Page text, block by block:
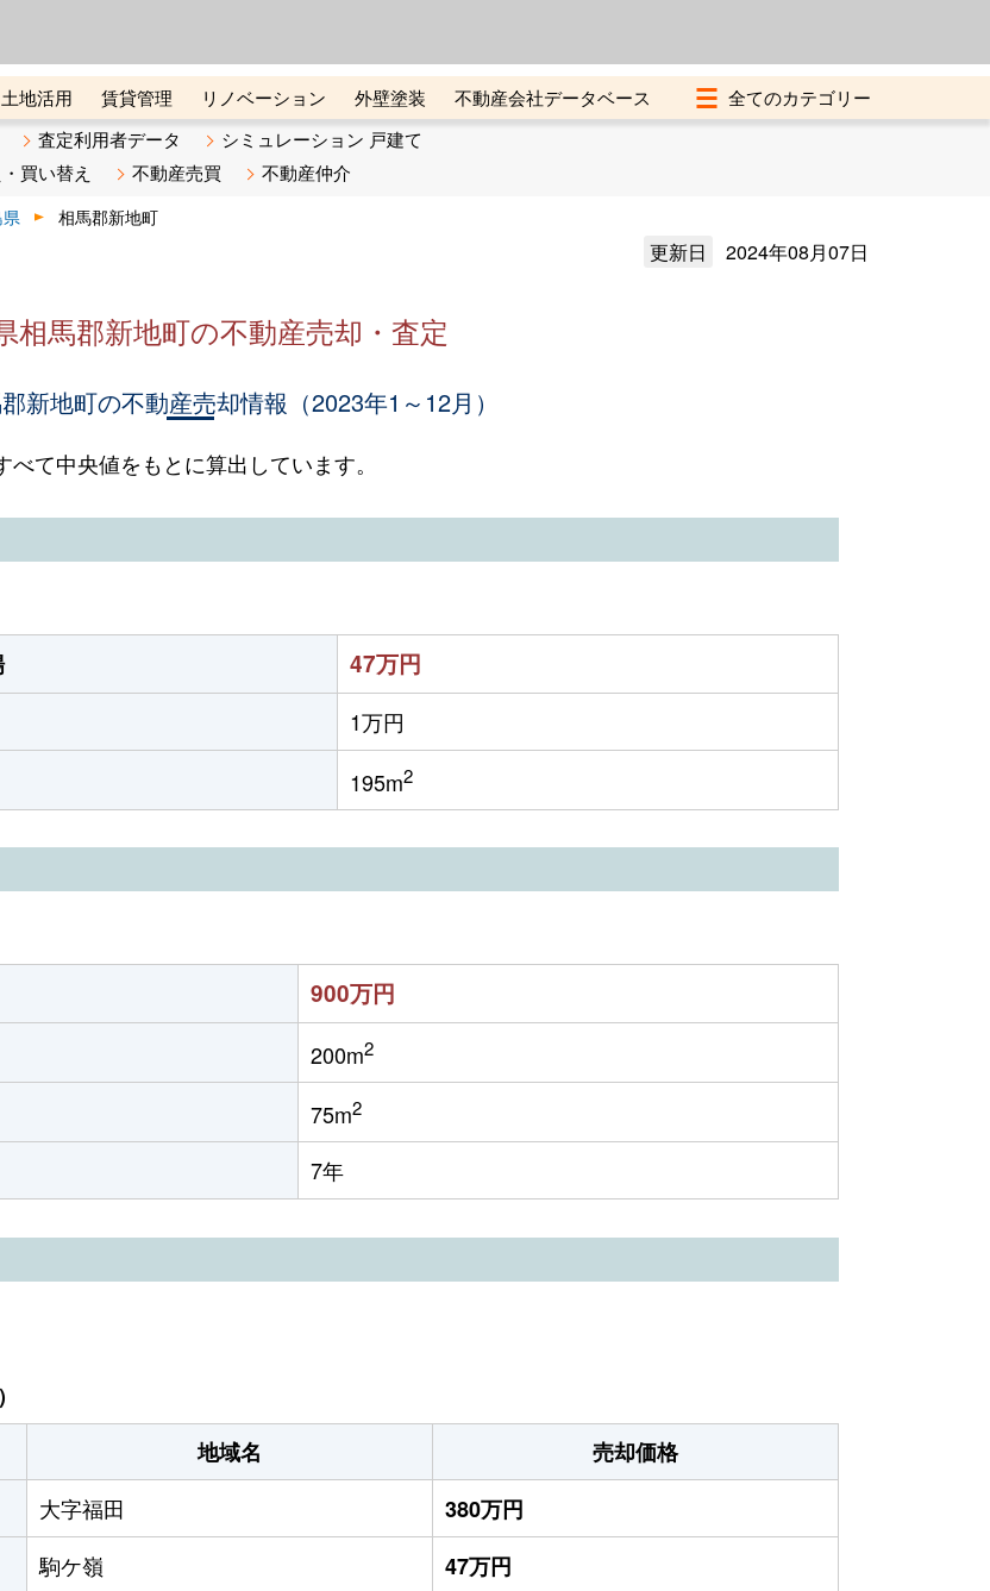
土地活用 賃貸管理 リノベーション 外壁塗装
不動産会社データベース
リビンマガジンBiz 不動産売却ご相談デスク
査定利用者データ
シミュレーション 戸建て
買い替え 不動産売買 不動産仲介
相馬郡新地町
更新日 2024年08月07日
相馬郡新地町の不動産売却・査定
新地町の不動産売却情報（2023年1～12月）
て中央値をもとに算出しています。
47万円
1万円
195m2
900万円
200m2
75m2
7年
地域名
売却価格
大字福田
380万円
駒ケ嶺
47万円